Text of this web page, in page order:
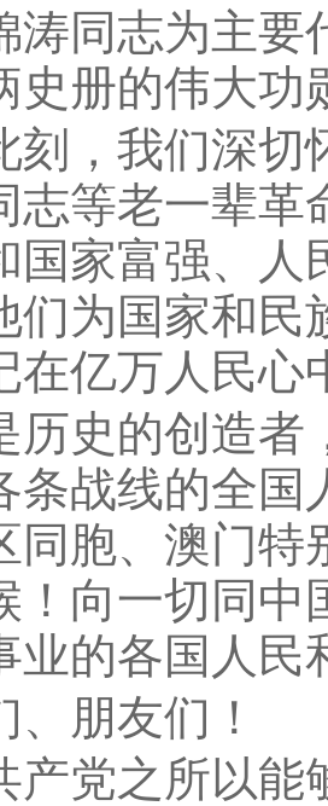
涛同志为主
史册的伟大功
我们深切
志等老一辈革
国家富强、
们为国家和
在亿万人民心
的创造者
条战线的全
同胞、澳门特
！向一切同中
业的各国人民
朋友们！
之所以能